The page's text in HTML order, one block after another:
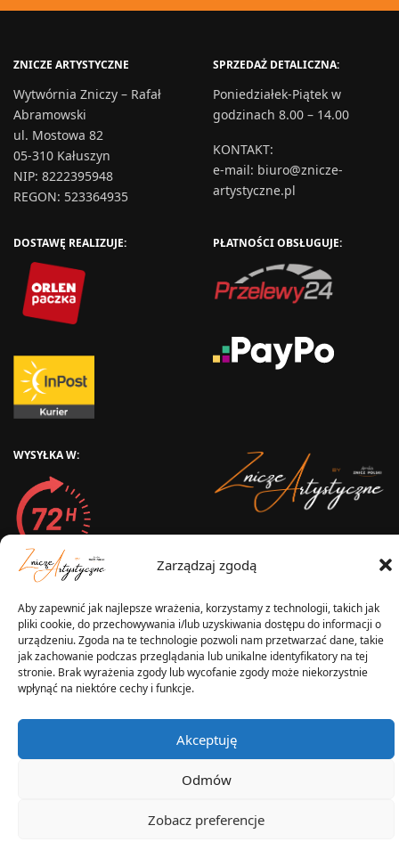
Zarządzaj zgodą
Aby zapewnić jak najlepsze wrażenia, korzystamy z technologii, takich jak
pliki cookie, do przechowywania i/lub uzyskiwania dostępu do informacji o
urządzeniu. Zgoda na te technologie pozwoli nam przetwarzać dane, takie
jak zachowanie podczas przeglądania lub unikalne identyfikatory na tej
stronie. Brak wyrażenia zgody lub wycofanie zgody może niekorzystnie
wpłynąć na niektóre cechy i funkcje.
Akceptuję
Odmów
Zobacz preferencje
ZNICZE ARTYSTYCZNE
Wytwórnia Zniczy – Rafał
Abramowski
ul. Mostowa 82
05-310 Kałuszyn
NIP: 8222395948
REGON: 523364935
SPRZEDAŻ DETALICZNA:
Poniedziałek-Piątek w
godzinach 8.00 – 14.00
KONTAKT:
e-mail: biuro@znicze-
artystyczne.pl
DOSTAWĘ REALIZUJE: PŁATNOŚCI OBSŁUGUJE:
WYSYŁKA W:
Wytwórnia Zniczy
Wszelkie prawa zastrzeżone